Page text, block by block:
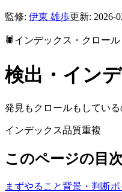
監修: 伊東 雄歩更新: 2026-
🕷️インデックス・クロール
検出・イン
発見もクロールもしてい
インデックス品質重複
このページの目次
まずやること背景・判断ポ